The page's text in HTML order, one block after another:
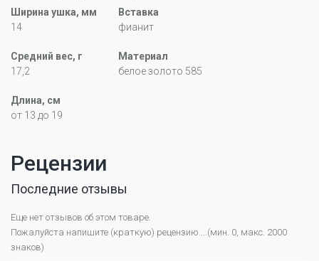
Ширина ушка, мм
14
Вставка
фианит
Средний вес, г
17,2
Материал
белое золото 585
Длина, см
от 13 до 19
Рецензии
Последние отзывы
Еще нет отзывов об этом товаре.
Пожалуйста напишите (краткую) рецензию....(мин. 0, макс. 2000
знаков)